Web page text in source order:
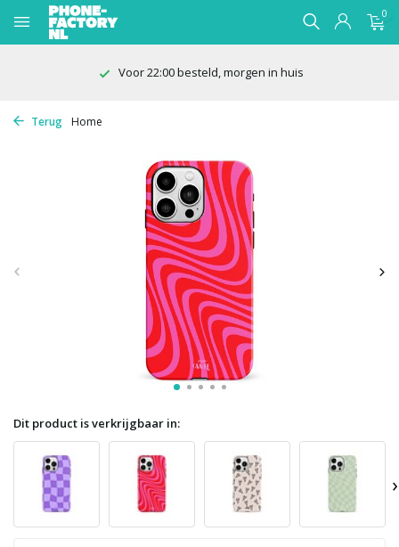
0
besteld, morgen in huis
Terug Home
Dit product is verkrijgbaar in:
›